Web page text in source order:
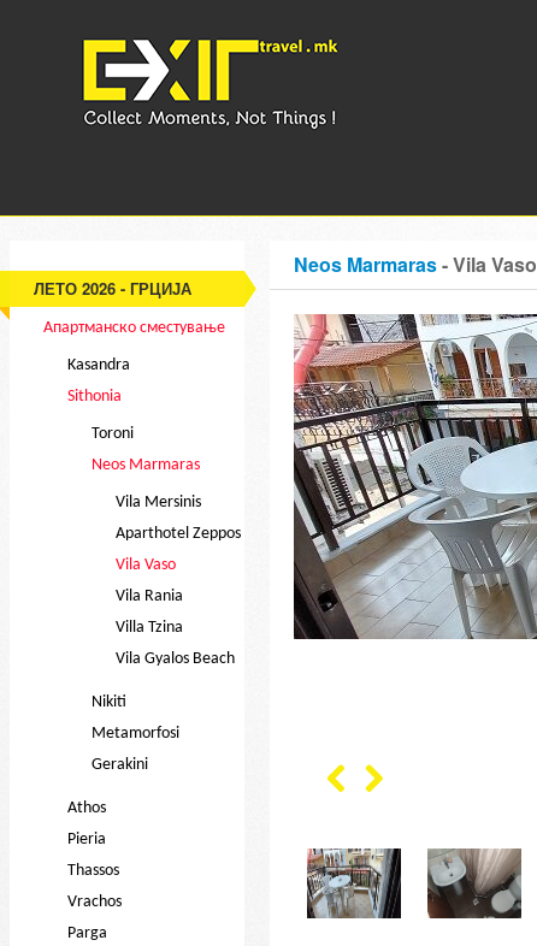
ЛЕТО 2026 - ГРЦИЈА
Апартманско сместување
Kasandra
Sithonia
Toroni
Neos Marmaras
Vila Mersinis
Aparthotel Zeppos
Vila Vaso
Vila Rania
Villa Tzina
Vila Gyalos Beach
Nikiti
Metamorfosi
Gerakini
Athos
Pieria
Thassos
Vrachos
Parga
Neos Marmaras- Vila Vaso